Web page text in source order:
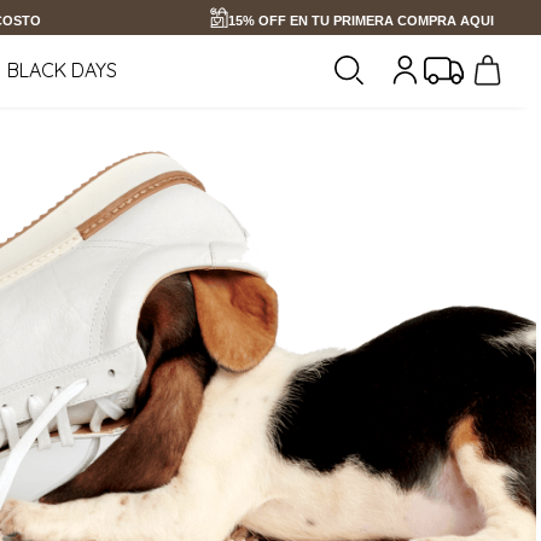
15% OFF EN TU PRIMERA COMPRA AQUI
BLACK DAYS